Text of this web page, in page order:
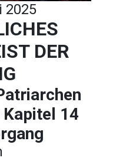
2025
DER
14